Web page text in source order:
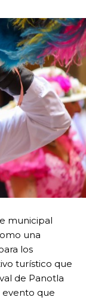
municipal
una
los
turístico que
de Panotla
evento que